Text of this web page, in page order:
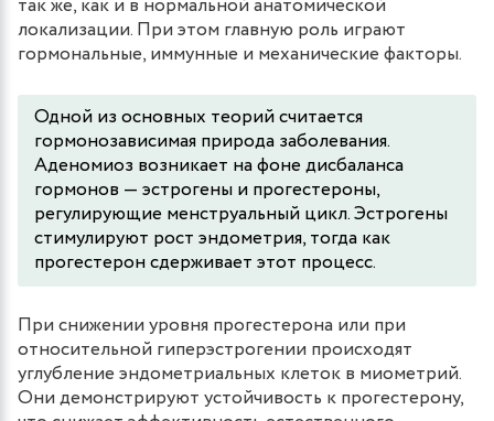
так же, как и в нормальной анатомической
локализации. При этом главную роль играют
гормональные, иммунные и механические факторы.
Одной из основных теорий считается
гормонозависимая природа заболевания.
Аденомиоз возникает на фоне дисбаланса
гормонов — эстрогены и прогестероны,
регулирующие менструальный цикл. Эстрогены
стимулируют рост эндометрия, тогда как
прогестерон сдерживает этот процесс.
При снижении уровня прогестерона или при
относительной гиперэстрогении происходят
углубление эндометриальных клеток в миометрий.
Они демонстрируют устойчивость к прогестерону,